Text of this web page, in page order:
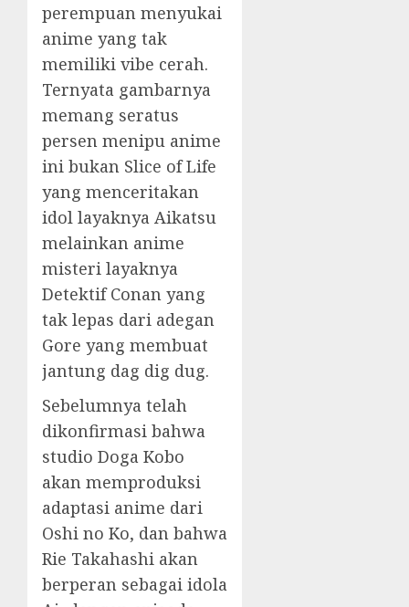
perempuan menyukai
anime yang tak
memiliki vibe cerah.
Ternyata gambarnya
memang seratus
persen menipu anime
ini bukan Slice of Life
yang menceritakan
idol layaknya Aikatsu
melainkan anime
misteri layaknya
Detektif Conan yang
tak lepas dari adegan
Gore yang membuat
jantung dag dig dug.
Sebelumnya telah
dikonfirmasi bahwa
studio Doga Kobo
akan memproduksi
adaptasi anime dari
Oshi no Ko, dan bahwa
Rie Takahashi akan
berperan sebagai idola